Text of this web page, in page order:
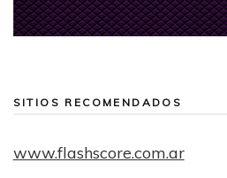
SITIOS RECOMENDADOS
www.flashscore.com.ar